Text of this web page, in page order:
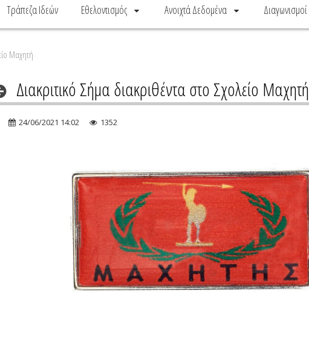
Τράπεζα Ιδεών Εθελοντισμός Ανοιχτά Δεδομένα Διαγωνισμοί
Μαχητή
Διακριτικό Σήμα διακριθέντα στο Σχολείο Μαχητή
24/06/2021 14:02 1352